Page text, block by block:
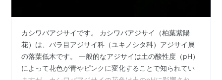
カシワバアジサイです。 カシワバアジサイ（柏葉紫陽
花）は、バラ目アジサイ科（ユキノシタ科）アジサイ属
の落葉低木です。 一般的なアジサイは土の酸性度（pH）
によって花色が青やピンクに変化することで知られてい